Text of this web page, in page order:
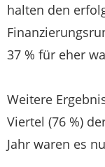
halten den
37 % für eher
Weitere
Viertel (76 %)
Jahr waren es